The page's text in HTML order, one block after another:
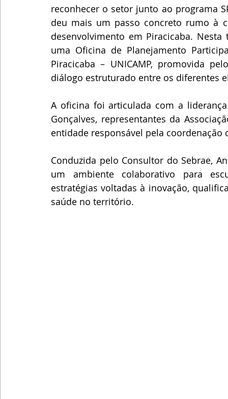
reconhecer o setor junto ao programa
deu mais um passo concreto rumo à
desenvolvimento em Piracicaba.
uma Oficina de Planejamento
Piracicaba – UNICAMP, promovida
diálogo estruturado entre os diferentes
A oficina foi articulada com a
Gonçalves, representantes da
entidade responsável pela coordenação
Conduzida pelo Consultor do Sebrae,
um ambiente colaborativo para
estratégias voltadas à inovação,
saúde no território.